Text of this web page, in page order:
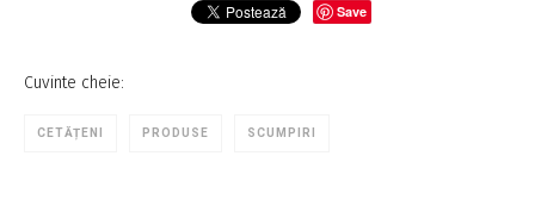
Save
Cuvinte cheie:
CETĂȚENI PRODUSE SCUMPIRI